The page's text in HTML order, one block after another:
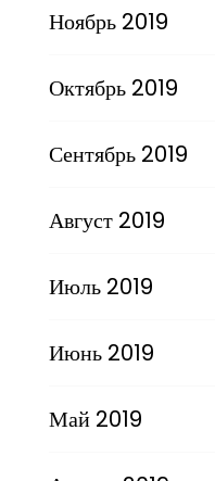
Ноябрь 2019
Октябрь 2019
Сентябрь 2019
Август 2019
Июль 2019
Июнь 2019
Май 2019